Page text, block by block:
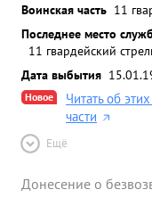
Воинская часть 11
Последнее место
11 гвардейский
Дата выбытия
Новое
Читать об
части
Ещё
Донесение о